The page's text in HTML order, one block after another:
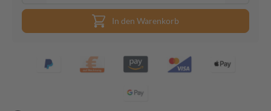
In den Warenkorb